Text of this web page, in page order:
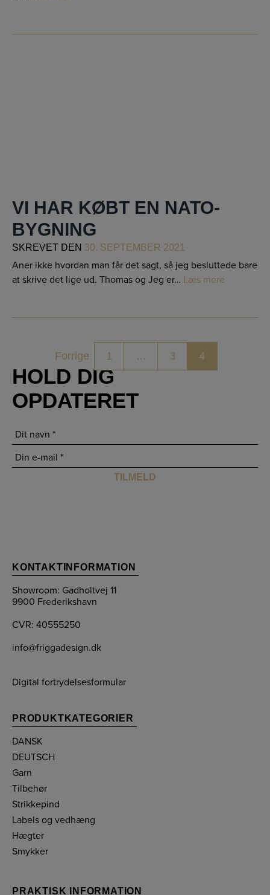
VI HAR KØBT EN NATO-
BYGNING
SKREVET DEN 30. SEPTEMBER 2021
Aner ikke hvordan man får det sagt, så jeg besluttede bare
at skrive det lige ud. Thomas og Jeg er… Læs mere
NAVIGATION
TIL
INDLÆG
Forrige 1 … 3 4
HOLD DIG
OPDATERET
KONTAKTINFORMATION
Showroom: Gadholtvej 11
9900 Frederikshavn
CVR: 40555250
info@friggadesign.dk
Digital fortrydelsesformular
PRODUKTKATEGORIER
DANSK
DEUTSCH
Garn
Tilbehør
Strikkepind
Labels og vedhæng
Hægter
Smykker
PRAKTISK INFORMATION